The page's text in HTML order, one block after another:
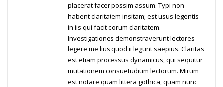
placerat facer possim assum. Typi non
habent claritatem insitam; est usus legentis
in iis qui facit eorum claritatem.
Investigationes demonstraverunt lectores
legere me lius quod ii legunt saepius. Claritas
est etiam processus dynamicus, qui sequitur
mutationem consuetudium lectorum. Mirum
est notare quam littera gothica, quam nunc